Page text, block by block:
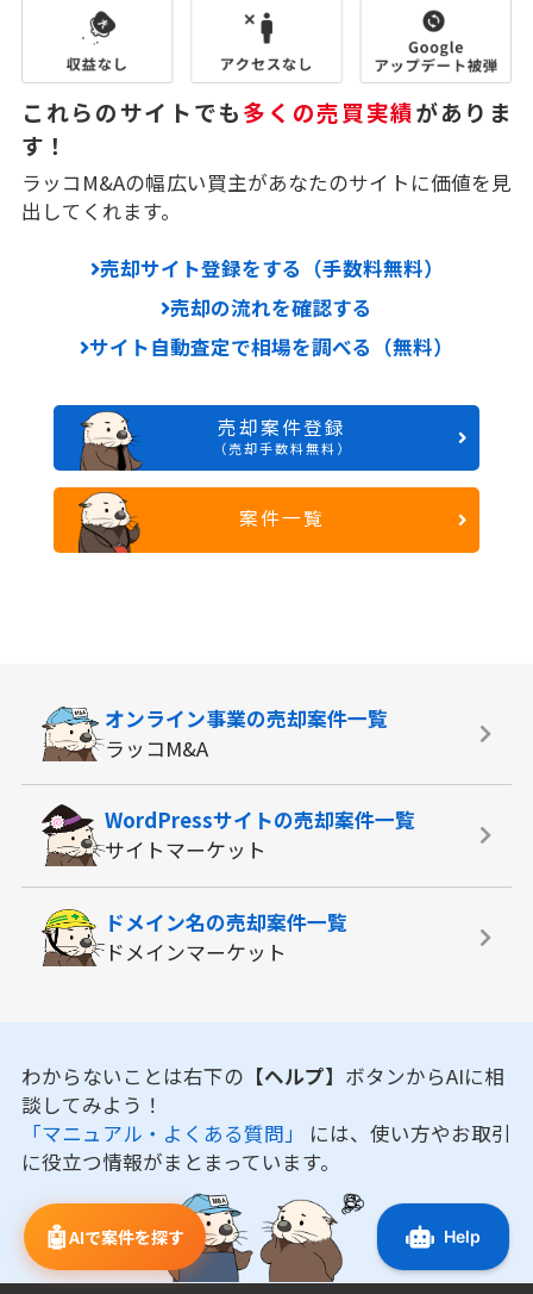
これらのサイトでも多くの売買実績がありま
す！
ラッコM&Aの幅広い買主があなたのサイトに価値を見
出してくれます。
売却サイト登録をする（手数料無料）
売却の流れを確認する
サイト自動査定で相場を調べる（無料）
売却案件登録
（売却手数料無料）
案件一覧
🤖AIで案件を探す
オンライン事業の売却案件一覧
ラッコM&A
WordPressサイトの売却案件一覧
サイトマーケット
ドメイン名の売却案件一覧
ドメインマーケット
わからないことは右下の 【ヘルプ】 ボタンからAIに相
談してみよう！
「マニュアル・よくある質問」 には、使い方やお取引
に役立つ情報がまとまっています。